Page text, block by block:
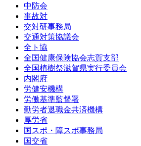
中防会
事故対
交対研事務局
交通対策協議会
全ト協
全国健康保険協会志賀支部
全国植樹祭滋賀県実行委員会
内閣府
労健安機構
労働基準監督署
勤労者退職金共済機構
厚労省
国スポ・障スポ事務局
国交省